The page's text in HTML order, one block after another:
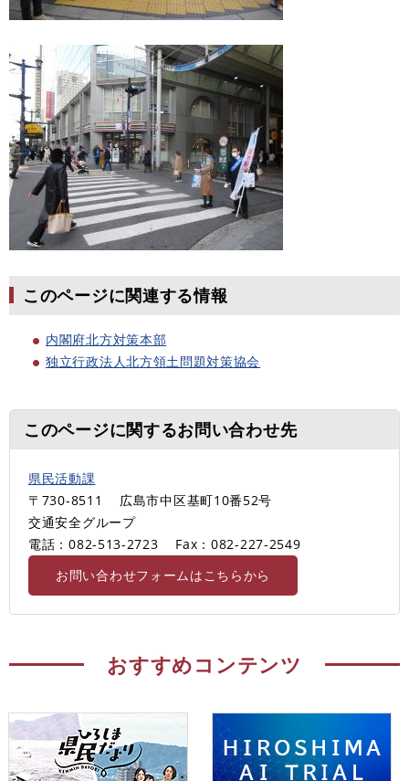
このページに関連する情報
内閣府北方対策本部
独立行政法人北方領土問題対策協会
このページに関するお問い合わせ先
県民活動課
〒730-8511
広島市中区基町10番52号
交通安全グループ
電話：082-513-2723
Fax：082-227-2549
お問い合わせフォームはこちらから
おすすめコンテンツ